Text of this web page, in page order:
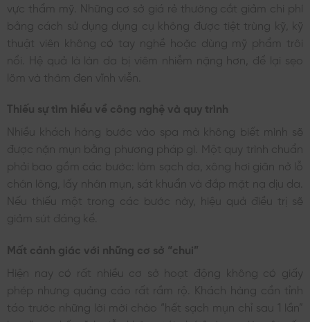
vực thẩm mỹ. Những cơ sở giá rẻ thường cắt giảm chi phí
bằng cách sử dụng dụng cụ không được tiệt trùng kỹ, kỹ
thuật viên không có tay nghề hoặc dùng mỹ phẩm trôi
nổi. Hệ quả là làn da bị viêm nhiễm nặng hơn, để lại sẹo
lõm và thâm đen vĩnh viễn.
Thiếu sự tìm hiểu về công nghệ và quy trình
Nhiều khách hàng bước vào spa mà không biết mình sẽ
được nặn mụn bằng phương pháp gì. Một quy trình chuẩn
phải bao gồm các bước: làm sạch da, xông hơi giãn nở lỗ
chân lông, lấy nhân mụn, sát khuẩn và đắp mặt nạ dịu da.
Nếu thiếu một trong các bước này, hiệu quả điều trị sẽ
giảm sút đáng kể.
Mất cảnh giác với những cơ sở “chui”
Hiện nay có rất nhiều cơ sở hoạt động không có giấy
phép nhưng quảng cáo rất rầm rộ. Khách hàng cần tỉnh
táo trước những lời mời chào “hết sạch mụn chỉ sau 1 lần”